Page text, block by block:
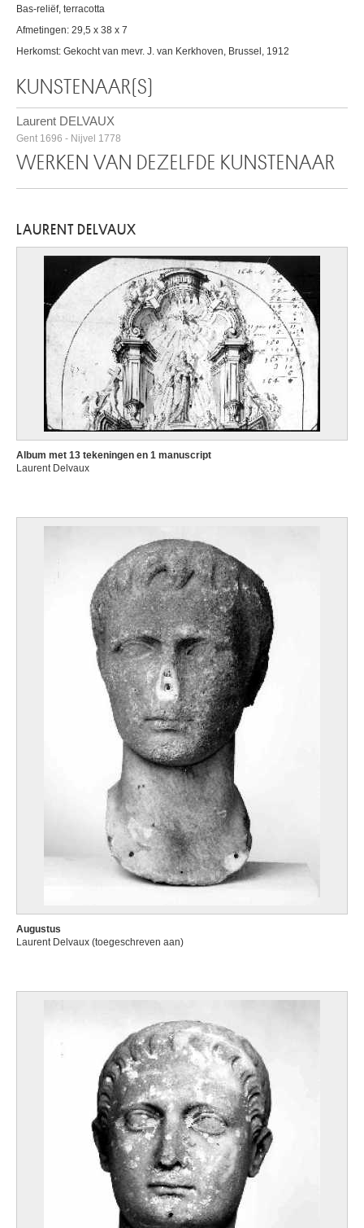
Bas-reliëf, terracotta
Afmetingen: 29,5 x 38 x 7
Herkomst: Gekocht van mevr. J. van Kerkhoven, Brussel, 1912
KUNSTENAAR(S)
Laurent DELVAUX
Gent 1696 - Nijvel 1778
WERKEN VAN DEZELFDE KUNSTENAAR
LAURENT DELVAUX
Album met 13 tekeningen en 1 manuscript
Laurent Delvaux
Augustus
Laurent Delvaux (toegeschreven aan)